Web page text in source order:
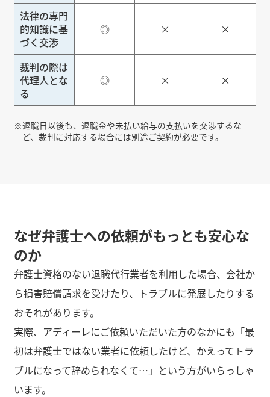
法律の専門
的知識に基
づく交渉
◎ × ×
裁判の際は
代理人とな
る
◎ × ×
※退職日以後も、退職金や未払い給与の支払いを交渉するな
ど、裁判に対応する場合には別途ご契約が必要です。
なぜ弁護士への依頼がもっとも安心な
のか
弁護士資格のない退職代行業者を利用した場合、会社か
ら損害賠償請求を受けたり、トラブルに発展したりする
おそれがあります。
実際、アディーレにご依頼いただいた方のなかにも「最
初は弁護士ではない業者に依頼したけど、かえってトラ
ブルになって辞められなくて…」という方がいらっしゃ
います。